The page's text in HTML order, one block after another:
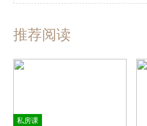
推荐阅读
私房课